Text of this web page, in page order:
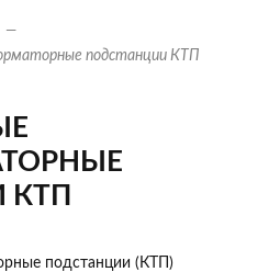
подстанции КТП
КТП
подстанции (КТП)